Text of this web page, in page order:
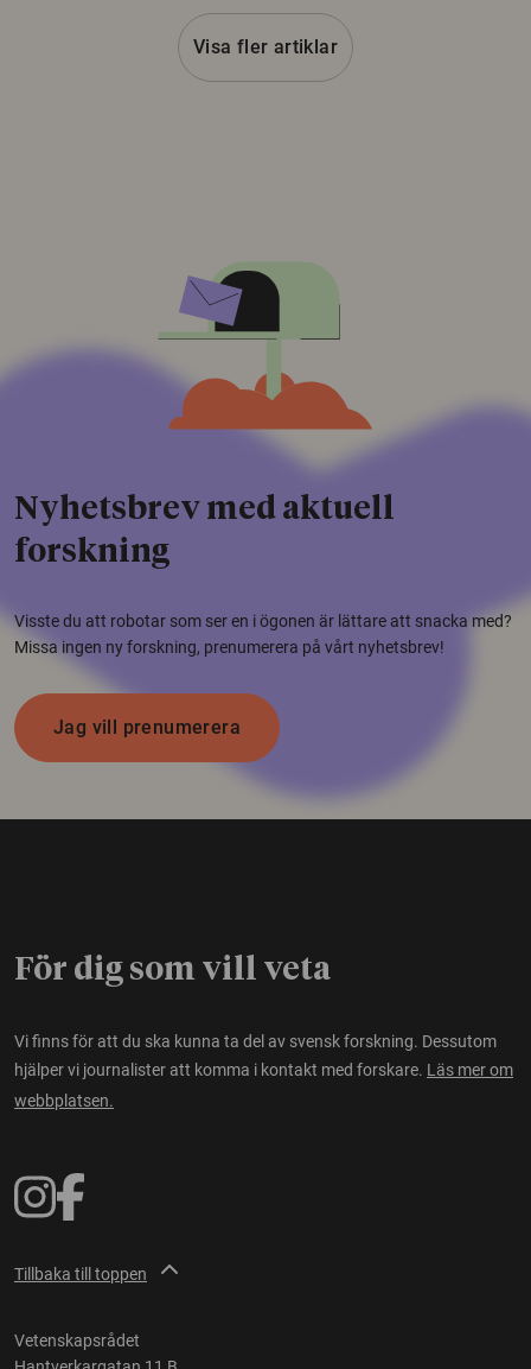
Visa fler artiklar
Nyhetsbrev med aktuell
forskning
Visste du att robotar som ser en i ögonen är lättare att snacka med?
Missa ingen ny forskning, prenumerera på vårt nyhetsbrev!
Jag vill prenumerera
För dig som vill veta
Vi finns för att du ska kunna ta del av svensk forskning. Dessutom
hjälper vi journalister att komma i kontakt med forskare. Läs mer om
webbplatsen.
Tillbaka till toppen
Vetenskapsrådet